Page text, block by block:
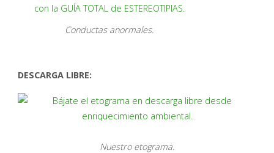
Conductas anormales.
DESCARGA LIBRE:
Nuestro etograma.